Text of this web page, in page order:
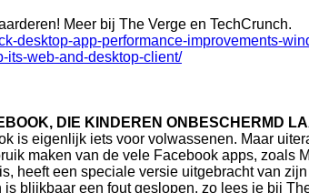
Meer bij The Verge en TechCrunch.
desktop-app-performance-improvements-
its-web-and-desktop-client/
DIE KINDEREN ONBESCHERMD
is eigenlijk iets voor volwassenen. Maar
maken van de vele Facebook apps, zoals
heeft een speciale versie uitgebracht van
is blijkbaar een fout geslopen, zo lees je bij